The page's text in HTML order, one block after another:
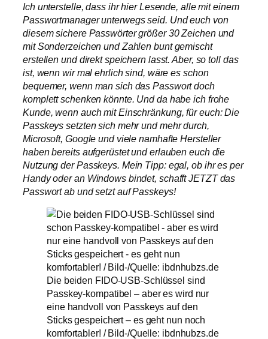
Ich unterstelle, dass ihr hier Lesende, alle mit einem
Passwortmanager unterwegs seid. Und euch von
diesem sichere Passwörter größer 30 Zeichen und
mit Sonderzeichen und Zahlen bunt gemischt
erstellen und direkt speichern lasst. Aber, so toll das
ist, wenn wir mal ehrlich sind, wäre es schon
bequemer, wenn man sich das Passwort doch
komplett schenken könnte. Und da habe ich frohe
Kunde, wenn auch mit Einschränkung, für euch: Die
Passkeys setzten sich mehr und mehr durch,
Microsoft, Google und viele namhafte Hersteller
haben bereits aufgerüstet und erlauben euch die
Nutzung der Passkeys. Mein Tipp: egal, ob ihr es per
Handy oder an Windows bindet, schafft JETZT das
Passwort ab und setzt auf Passkeys!
Die beiden FIDO-USB-Schlüssel sind
Passkey-kompatibel – aber es wird nur
eine handvoll von Passkeys auf den
Sticks gespeichert – es geht nun noch
komfortabler! / Bild-/Quelle: ibdnhubzs.de